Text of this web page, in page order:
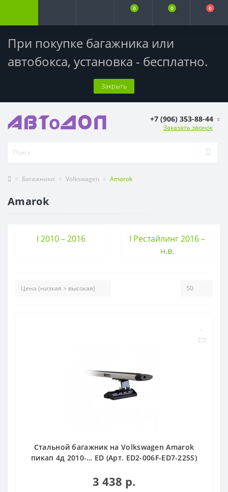
При покупке багажника или
автобокса, установка - бесплатно.
Закрыть
0 0 0
+7 (906) 353-88-44
Заказать звонок
Багажники Volkswagen Amarok
Amarok
I 2010 – 2016
I Рестайлинг 2016 –
н.в.
Стальной багажник на Volkswagen Amarok
пикап 4д 2010-… ED (Арт. ED2-006F-ED7-225S)
3 438 р.